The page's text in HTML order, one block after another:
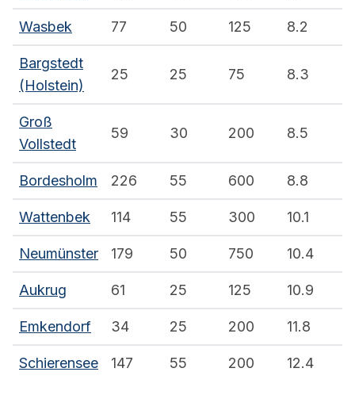
Wasbek 77 50 125 8.2
Bargstedt
(Holstein)
25 25 75 8.3
Groß
Vollstedt
59 30 200 8.5
Bordesholm 226 55 600 8.8
Wattenbek 114 55 300 10.1
Neumünster 179 50 750 10.4
Aukrug 61 25 125 10.9
Emkendorf 34 25 200 11.8
Schierensee 147 55 200 12.4